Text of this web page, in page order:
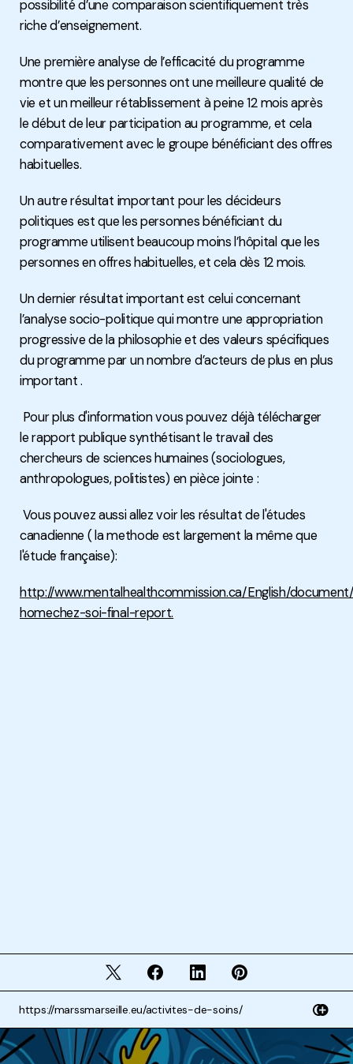
possibilité d’une comparaison scientifiquement très
riche d’enseignement.
Une première analyse de l’efficacité du programme
montre que les personnes ont une meilleure qualité de
vie et un meilleur rétablissement à peine 12 mois après
le début de leur participation au programme, et cela
comparativement avec le groupe bénéficiant des offres
habituelles.
Un autre résultat important pour les décideurs
politiques est que les personnes bénéficiant du
programme utilisent beaucoup moins l’hôpital que les
personnes en offres habituelles, et cela dès 12 mois.
Un dernier résultat important est celui concernant
l’analyse socio-politique qui montre une appropriation
progressive de la philosophie et des valeurs spécifiques
du programme par un nombre d’acteurs de plus en plus
important .
Pour plus d'information vous pouvez déjà télécharger
le rapport publique synthétisant le travail des
chercheurs de sciences humaines (sociologues,
anthropologues, politistes) en pièce jointe :
Vous pouvez aussi allez voir les résultat de l'études
canadienne ( la methode est largement la même que
l'étude française):
http://www.mentalhealthcommission.ca/English/
homechez-soi-final-report.